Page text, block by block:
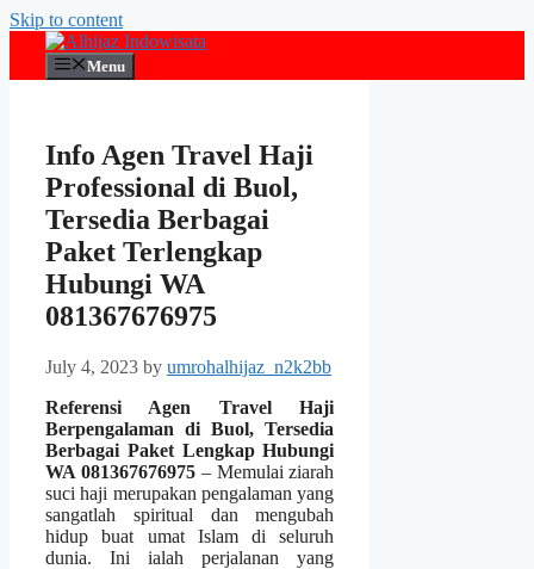
Skip to content
Menu
Info Agen Travel Haji
Professional di Buol,
Tersedia Berbagai
Paket Terlengkap
Hubungi WA
081367676975
July 4, 2023 by umrohalhijaz_n2k2bb
Referensi Agen Travel Haji
Berpengalaman di Buol, Tersedia
Berbagai Paket Lengkap Hubungi
WA 081367676975– Memulai ziarah
suci haji merupakan pengalaman yang
sangatlah spiritual dan mengubah
hidup buat umat Islam di seluruh
dunia. Ini ialah perjalanan yang